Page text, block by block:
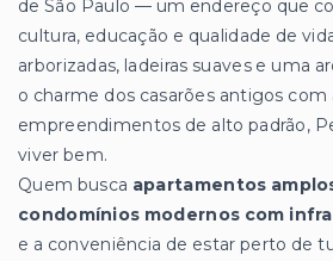
de São Paulo — um endereço que
cultura, educação e qualidade de
arborizadas, ladeiras suaves e uma
o charme dos casarões antigos
empreendimentos de alto padrão,
viver bem.
Quem busca apartamentos
condomínios modernos com
e a conveniência de estar perto de